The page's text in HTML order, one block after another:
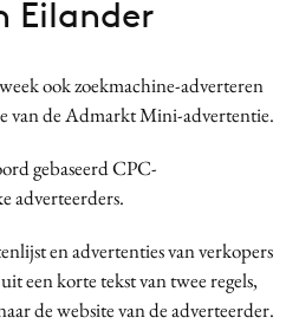
ook zoekmachine-adverteren
van de Admarkt Mini-advertentie.
gebaseerd CPC-
adverteerders.
en advertenties van verkopers
een korte tekst van twee regels,
de website van de adverteerder.
Eilander